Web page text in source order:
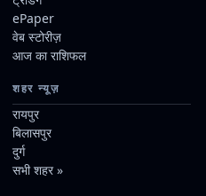
ePaper
वेब स्टोरीज़
आज का राशिफल
शहर न्यूज़
रायपुर
बिलासपुर
दुर्ग
सभी शहर »